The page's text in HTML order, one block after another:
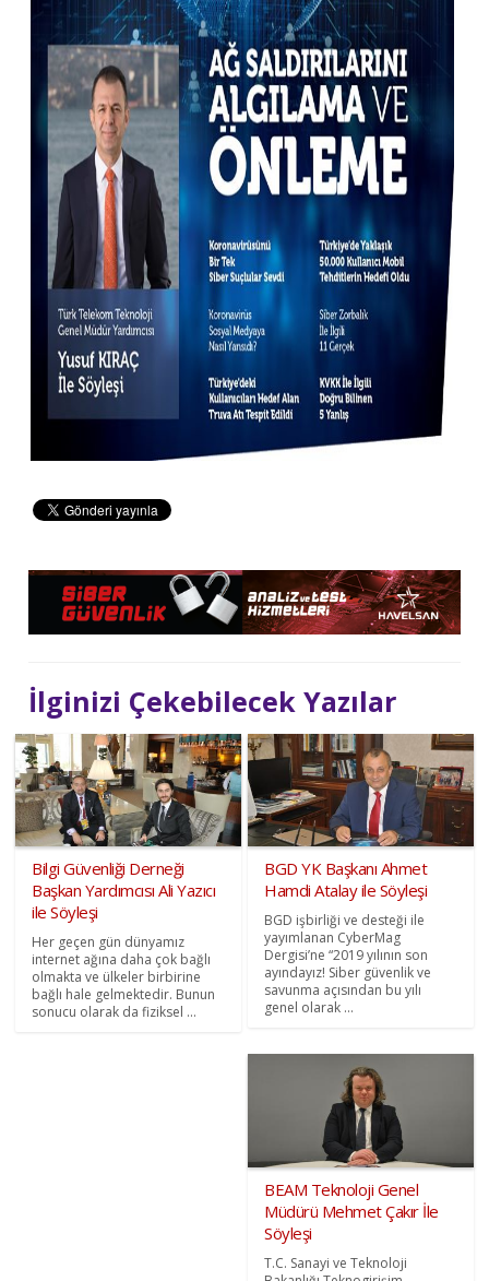
İlginizi Çekebilecek Yazılar
Bilgi Güvenliği Derneği
Başkan Yardımcısı Ali Yazıcı
ile Söyleşi
Her geçen gün dünyamız
internet ağına daha çok bağlı
olmakta ve ülkeler birbirine
bağlı hale gelmektedir. Bunun
sonucu olarak da fiziksel ...
BGD YK Başkanı Ahmet
Hamdi Atalay ile Söyleşi
BGD işbirliği ve desteği ile
yayımlanan CyberMag
Dergisi’ne “2019 yılının son
ayındayız! Siber güvenlik ve
savunma açısından bu yılı
genel olarak ...
BEAM Teknoloji Genel
Müdürü Mehmet Çakır İle
Söyleşi
T.C. Sanayi ve Teknoloji